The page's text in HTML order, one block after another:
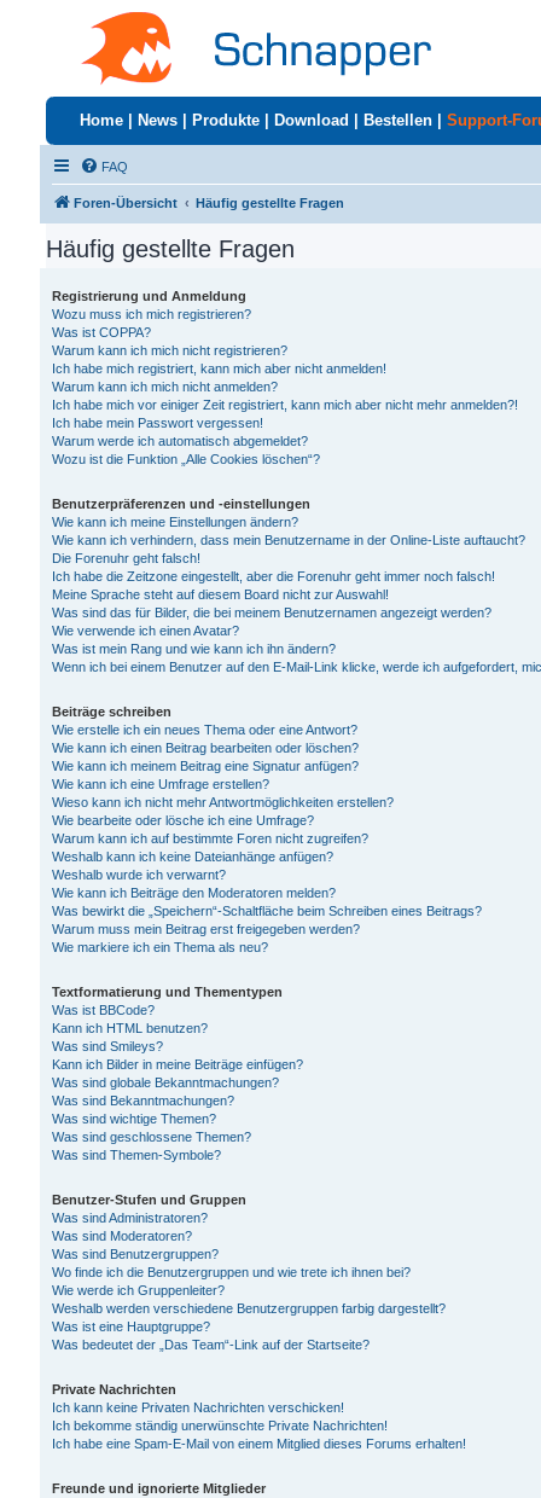
Home News Produkte Download Bestellen Support-
FAQ
Foren-Übersicht Häufig gestellte Fragen
Häufig gestellte Fragen
Registrierung und Anmeldung
Wozu muss ich mich registrieren?
Was ist COPPA?
Warum kann ich mich nicht registrieren?
Ich habe mich registriert, kann mich aber nicht anmelden!
Warum kann ich mich nicht anmelden?
Ich habe mich vor einiger Zeit registriert, kann mich aber nicht mehr anmelden?!
Ich habe mein Passwort vergessen!
Warum werde ich automatisch abgemeldet?
Wozu ist die Funktion „Alle Cookies löschen“?
Benutzerpräferenzen und -einstellungen
Wie kann ich meine Einstellungen ändern?
Wie kann ich verhindern, dass mein Benutzername in der Online-Liste auftaucht?
Die Forenuhr geht falsch!
Ich habe die Zeitzone eingestellt, aber die Forenuhr geht immer noch falsch!
Meine Sprache steht auf diesem Board nicht zur Auswahl!
Was sind das für Bilder, die bei meinem Benutzernamen angezeigt werden?
Wie verwende ich einen Avatar?
Was ist mein Rang und wie kann ich ihn ändern?
Wenn ich bei einem Benutzer auf den E-Mail-Link klicke, werde ich aufgefordert,
Beiträge schreiben
Wie erstelle ich ein neues Thema oder eine Antwort?
Wie kann ich einen Beitrag bearbeiten oder löschen?
Wie kann ich meinem Beitrag eine Signatur anfügen?
Wie kann ich eine Umfrage erstellen?
Wieso kann ich nicht mehr Antwortmöglichkeiten erstellen?
Wie bearbeite oder lösche ich eine Umfrage?
Warum kann ich auf bestimmte Foren nicht zugreifen?
Weshalb kann ich keine Dateianhänge anfügen?
Weshalb wurde ich verwarnt?
Wie kann ich Beiträge den Moderatoren melden?
Was bewirkt die „Speichern“-Schaltfläche beim Schreiben eines Beitrags?
Warum muss mein Beitrag erst freigegeben werden?
Wie markiere ich ein Thema als neu?
Textformatierung und Thementypen
Was ist BBCode?
Kann ich HTML benutzen?
Was sind Smileys?
Kann ich Bilder in meine Beiträge einfügen?
Was sind globale Bekanntmachungen?
Was sind Bekanntmachungen?
Was sind wichtige Themen?
Was sind geschlossene Themen?
Was sind Themen-Symbole?
Benutzer-Stufen und Gruppen
Was sind Administratoren?
Was sind Moderatoren?
Was sind Benutzergruppen?
Wo finde ich die Benutzergruppen und wie trete ich ihnen bei?
Wie werde ich Gruppenleiter?
Weshalb werden verschiedene Benutzergruppen farbig dargestellt?
Was ist eine Hauptgruppe?
Was bedeutet der „Das Team“-Link auf der Startseite?
Private Nachrichten
Ich kann keine Privaten Nachrichten verschicken!
Ich bekomme ständig unerwünschte Private Nachrichten!
Ich habe eine Spam-E-Mail von einem Mitglied dieses Forums erhalten!
Freunde und ignorierte Mitglieder